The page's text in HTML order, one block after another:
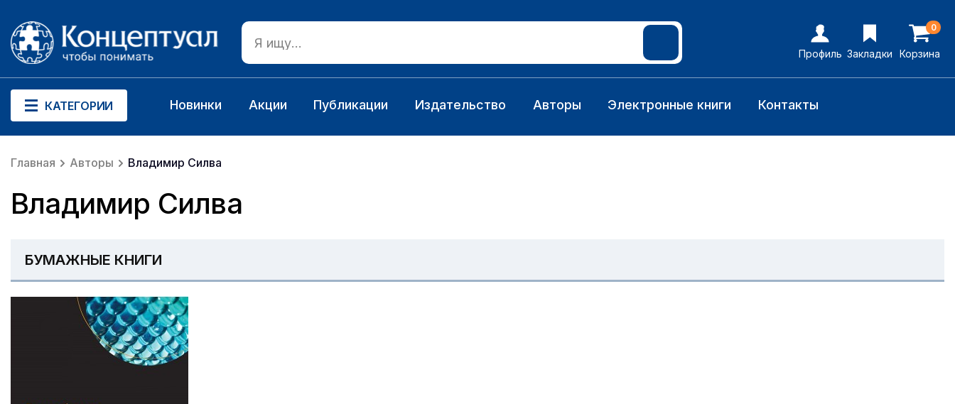
Профиль Закладки
0
Корзина
КАТЕГОРИИ Новинки Акции Публикации Издательство Авторы Электронные книги Контакты
Главная Авторы Владимир Силва
Владимир Силва
БУМАЖНЫЕ КНИГИ